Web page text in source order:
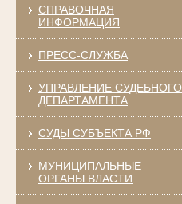
СПРАВОЧНАЯ
ИНФОРМАЦИЯ
ПРЕСС-СЛУЖБА
УПРАВЛЕНИЕ СУДЕБНОГО
ДЕПАРТАМЕНТА
СУДЫ СУБЪЕКТА РФ
МУНИЦИПАЛЬНЫЕ
ОРГАНЫ ВЛАСТИ